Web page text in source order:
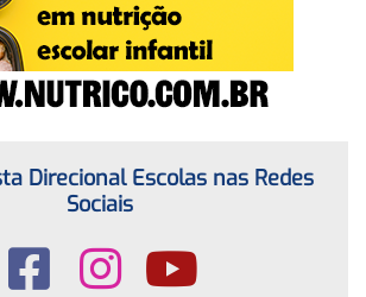
Direcional Escolas nas Redes
Sociais